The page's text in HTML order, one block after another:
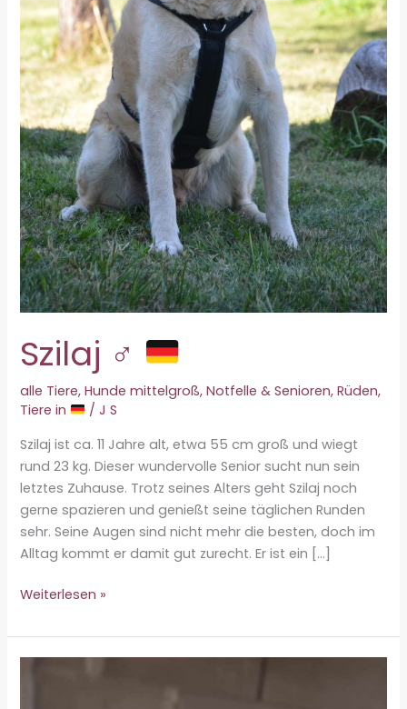
Szilaj ♂
alle Tiere,Hunde mittelgroß,Notfelle & Senioren,Rüden,
Tiere in
/J S
Szilaj ist ca. 11 Jahre alt, etwa 55 cm groß und wiegt
rund 23 kg. Dieser wundervolle Senior sucht nun sein
letztes Zuhause. Trotz seines Alters geht Szilaj noch
gerne spazieren und genießt seine täglichen Runden
sehr. Seine Augen sind nicht mehr die besten, doch im
Alltag kommt er damit gut zurecht. Er ist ein […]
Szilaj
Weiterlesen »